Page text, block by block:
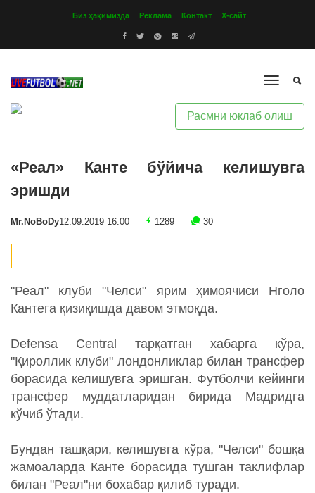
Биз ҳақимизда Реклама Контакт Х-сайт
Расмни юклаб олиш
«Реал» Канте бўйича келишувга
эришди
Mr.NoBoDy12.09.2019 16:00 1289 30
"Реал" клуби "Челси" ярим ҳимоячиси Нголо
Кантега қизиқишда давом этмоқда.
Defensa Central тарқатган хабарга кўра,
"Қироллик клуби" лондонликлар билан трансфер
борасида келишувга эришган. Футболчи кейинги
трансфер муддатларидан бирида Мадридга
кўчиб ўтади.
Бундан ташқари, келишувга кўра, "Челси" бошқа
жамоаларда Канте борасида тушган таклифлар
билан "Реал"ни бохабар қилиб туради.